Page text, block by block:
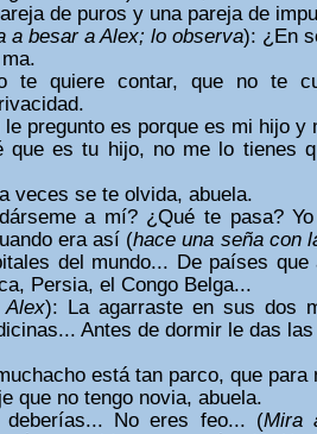
de puros y una pareja de
a besar a Alex; lo observa): ¿En
te quiere contar, que no te
pregunto es porque es mi hijo
que es tu hijo, no me lo tienes
veces se te olvida, abuela.
a mí? ¿Qué te pasa?
era así (hace una seña con
del mundo... De países
Persia, el Congo Belga...
Alex): La agarraste en sus dos
Antes de dormir le das
está tan parco, que
que no tengo novia, abuela.
deberías... No eres feo... (Mira